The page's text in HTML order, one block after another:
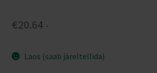
€20.64 -
Laos (saab järeltellida)